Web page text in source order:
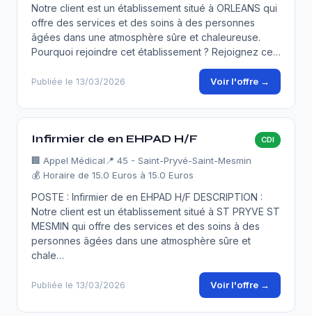
Notre client est un établissement situé à ORLEANS qui
offre des services et des soins à des personnes
âgées dans une atmosphère sûre et chaleureuse.
Pourquoi rejoindre cet établissement ? Rejoignez ce…
Publiée le 13/03/2026 Voir l'offre →
Infirmier de en EHPAD H/F CDI
🏢 Appel Médical 📍 45 - Saint-Pryvé-Saint-Mesmin
💰 Horaire de 15.0 Euros à 15.0 Euros
POSTE : Infirmier de en EHPAD H/F DESCRIPTION :
Notre client est un établissement situé à ST PRYVE ST
MESMIN qui offre des services et des soins à des
personnes âgées dans une atmosphère sûre et
chale…
Publiée le 13/03/2026 Voir l'offre →